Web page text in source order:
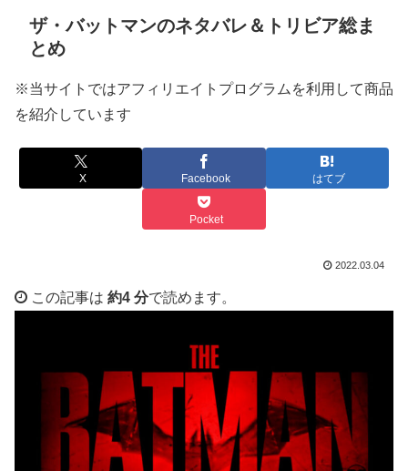
ザ・バットマンのネタバレ＆トリビア総ま
とめ
※当サイトではアフィリエイトプログラムを利用して商品
を紹介しています
X Facebook はてブ
Pocket
2022.03.04
この記事は 約4 分で読めます。